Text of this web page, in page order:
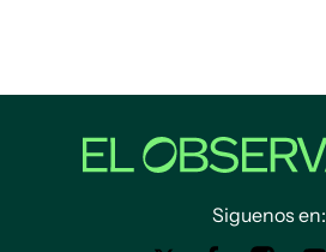
Siguenos en: